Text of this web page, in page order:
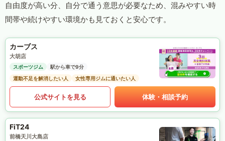
自由度が高い分、自分で通う意思が必要なため、混みやすい時
間帯や続けやすい環境かも見ておくと安心です。
カーブス
大胡店
スポーツジム
駅から車で9分
運動不足を解消したい人
女性専用ジムに通いたい人
公式サイトを見る 体験・相談予約
FiT24
前橋天川大島店